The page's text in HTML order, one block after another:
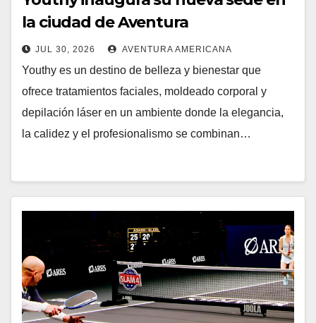
la ciudad de Aventura
JUL 30, 2026 AVENTURA AMERICANA
Youthy es un destino de belleza y bienestar que
ofrece tratamientos faciales, moldeado corporal y
depilación láser en un ambiente donde la elegancia,
la calidez y el profesionalismo se combinan…